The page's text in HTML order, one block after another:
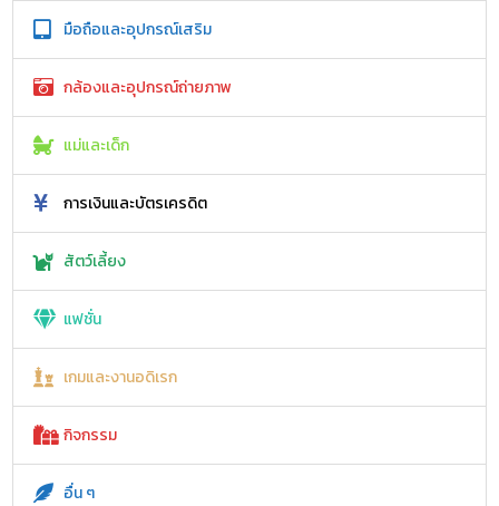
มือถือและอุปกรณ์เสริม
กล้องและอุปกรณ์ถ่ายภาพ
แม่และเด็ก
การเงินและบัตรเครดิต
สัตว์เลี้ยง
แฟชั่น
เกมและงานอดิเรก
กิจกรรม
อื่น ๆ